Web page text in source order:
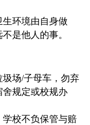
环境由自身做
是他人的事。
圾场/子母车，勿弃
规定或校规办
校不负保管与赔